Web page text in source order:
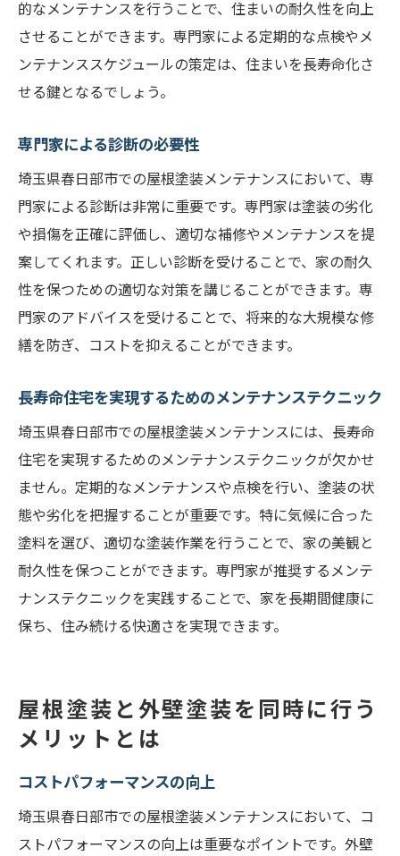
春日部市の住まいを長持ちさせるための屋根塗
装メンテナンス
定期点検の重要性
適切なタイミングでの塗装
業者選びのポイント
住まいを守るための予防策
春日部市における実践例
屋根塗装と外壁塗装のタイミングを見極めるポ
イント
塗装が必要なサインを見逃さない
適切な季節と気候条件
専門家による適切な診断
定期的なチェックとその重要性
春日部市の屋根塗装メンテナンス事例と外壁塗
装のベストプラクティス
成功事例から学ぶポイント
失敗を避けるための注意点
春日部市での具体的な施工例
長持ちする塗装メンテナンスの秘訣
的なメンテナンスを行うことで、住まいの耐久性を向上
させることができます。専門家による定期的な点検やメ
ンテナンススケジュールの策定は、住まいを長寿命化さ
せる鍵となるでしょう。
専門家による診断の必要性
埼玉県春日部市での屋根塗装メンテナンスにおいて、専
門家による診断は非常に重要です。専門家は塗装の劣化
や損傷を正確に評価し、適切な補修やメンテナンスを提
案してくれます。正しい診断を受けることで、家の耐久
性を保つための適切な対策を講じることができます。専
門家のアドバイスを受けることで、将来的な大規模な修
繕を防ぎ、コストを抑えることができます。
長寿命住宅を実現するためのメンテナンステクニック
埼玉県春日部市での屋根塗装メンテナンスには、長寿命
住宅を実現するためのメンテナンステクニックが欠かせ
ません。定期的なメンテナンスや点検を行い、塗装の状
態や劣化を把握することが重要です。特に気候に合った
塗料を選び、適切な塗装作業を行うことで、家の美観と
耐久性を保つことができます。専門家が推奨するメンテ
ナンステクニックを実践することで、家を長期間健康に
保ち、住み続ける快適さを実現できます。
屋根塗装と外壁塗装を同時に行う
メリットとは
コストパフォーマンスの向上
埼玉県春日部市での屋根塗装メンテナンスにおいて、コ
ストパフォーマンスの向上は重要なポイントです。外壁